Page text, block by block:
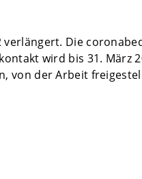
verlängert. Die
wird bis 31. März
von der Arbeit